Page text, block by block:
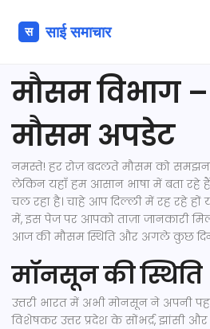
मौसम विभाग
मौसम अपडेट
नमस्ते! हर रोज़ बदलते मौसम को
लेकिन यहाँ हम आसान भाषा में बता
चल रहा है। चाहे आप दिल्ली में रह रहे हों
में, इस पेज पर आपको ताज़ा जानकारी
आज की मौसम स्थिति और अगले कुछ
मॉनसून की स्थिति
उत्तरी भारत में अभी मोनसून ने अपनी
विशेषकर उत्तर प्रदेश के सोंभर्द्र, झांसी